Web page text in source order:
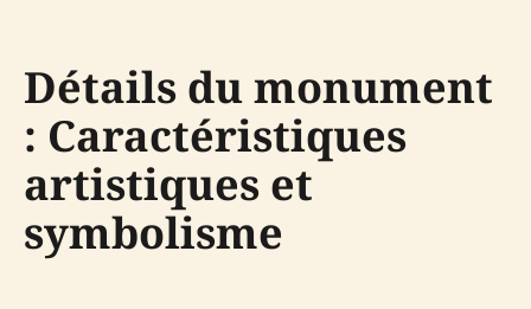
Détails du monument
: Caractéristiques
artistiques et
symbolisme